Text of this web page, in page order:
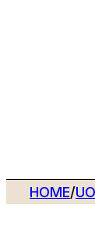
HOME/